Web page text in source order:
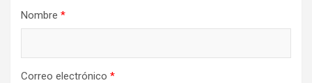
Nombre *
Correo electrónico *